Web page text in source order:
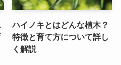
ハイノキとはどんな植木？
特徴と育て方について詳し
く解説